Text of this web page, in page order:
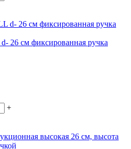
26 см фиксированная ручка
+